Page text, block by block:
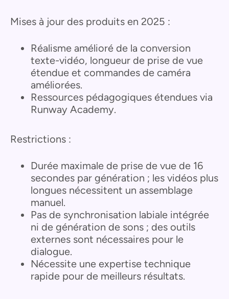
Mises à jour des produits en 2025 :
Réalisme amélioré de la conversion
texte-vidéo, longueur de prise de vue
étendue et commandes de caméra
améliorées.
Ressources pédagogiques étendues via
Runway Academy.
Restrictions :
Durée maximale de prise de vue de 16
secondes par génération ; les vidéos plus
longues nécessitent un assemblage
manuel.
Pas de synchronisation labiale intégrée
ni de génération de sons ; des outils
externes sont nécessaires pour le
dialogue.
Nécessite une expertise technique
rapide pour de meilleurs résultats.